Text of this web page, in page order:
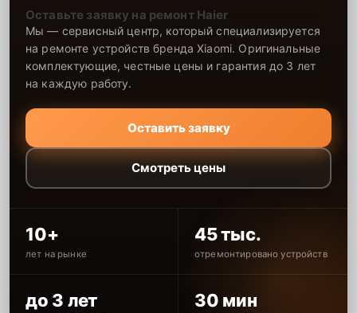
Оставьте заявку на ремонт Haier
Мы — сервисный центр, который специализируется
на ремонте устройств бренда Xiaomi. Оригинальные
комплектующие, честные цены и гарантия до 3 лет
на каждую работу.
Оставить заявку
Смотреть цены
10+
лет на рынке
45 тыс.
отремонтировано устройств
до 3 лет 30 мин